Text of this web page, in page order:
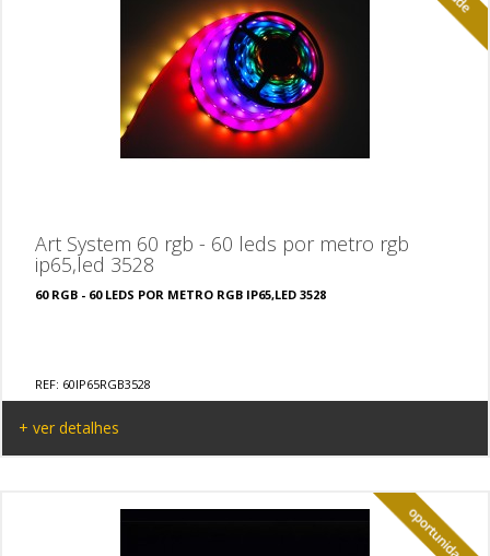
Art System 60 rgb - 60 leds por metro rgb
ip65,led 3528
60 RGB - 60 LEDS POR METRO RGB IP65,LED 3528
REF: 60IP65RGB3528
+ ver detalhes